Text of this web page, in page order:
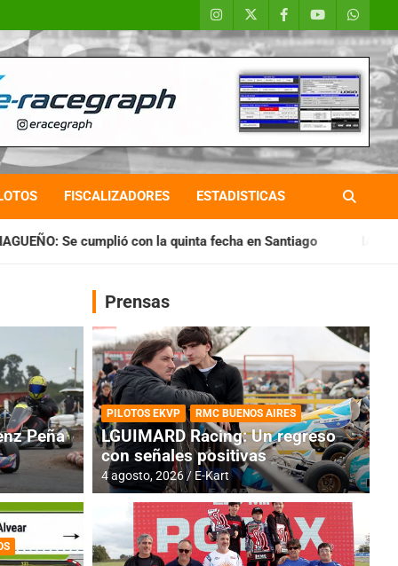
FISCALIZADORES ESTADISTICAS
la quinta fecha en Santiago IAME SERIES ARGENTINA:
RMC BUENOS AIRES
Peña
Prensas
PILOTOS EKVP RMC BUENOS AIRES
LGUIMARD Racing: Un regreso
con señales positivas
4 agosto, 2026 E-Kart